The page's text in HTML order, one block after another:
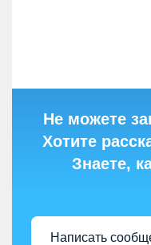
Не можете
Хотите
Знаете,
Написать